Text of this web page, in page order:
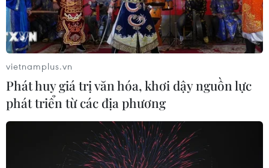
Ngôn ngữ
TTXVN
Dịch vụ tin
Quảng cáo
Liên hệ
cấp ngày 11/9/2008.
Quảng cáo: Phó TBT Nguyễn Thị Tám: 093.5958688, Email:
tamvna@gmail.com
vietnamplus.vn
Phát huy giá trị văn hóa, khơi dậy nguồn lực
phát triển từ các địa phương